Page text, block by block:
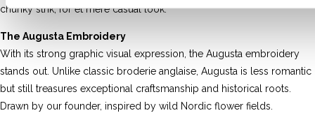
chunky strik, for et mere casual look.
The Augusta Embroidery
With its strong graphic visual expression, the Augusta embroidery
stands out. Unlike classic broderie anglaise, Augusta is less romantic
but still treasures exceptional craftsmanship and historical roots.
Drawn by our founder, inspired by wild Nordic flower fields.